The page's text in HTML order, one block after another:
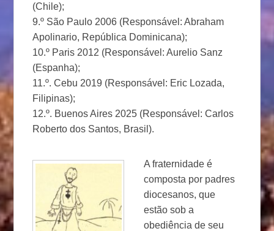
(Chile);
9.º São Paulo 2006 (Responsável: Abraham
Apolinario, República Dominicana);
10.º Paris 2012 (Responsável: Aurelio Sanz
(Espanha);
11.º. Cebu 2019 (Responsável: Eric Lozada,
Filipinas);
12.º. Buenos Aires 2025 (Responsável: Carlos
Roberto dos Santos, Brasil).
A fraternidade é
composta por padres
diocesanos, que
estão sob a
obediência de seu